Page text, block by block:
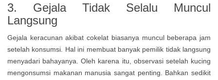
3. Gejala Tidak Selalu Muncul
Langsung
Gejala keracunan akibat cokelat biasanya muncul beberapa jam
setelah konsumsi. Hal ini membuat banyak pemilik tidak langsung
menyadari bahayanya. Oleh karena itu, observasi setelah kucing
mengonsumsi makanan manusia sangat penting. Bahkan sedikit